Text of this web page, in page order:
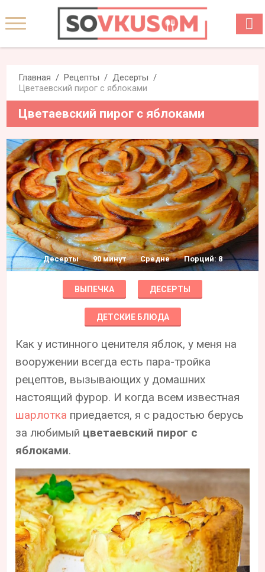
Главная Рецепты
Десерты
Цветаевский пирог с яблоками
Цветаевский пирог с яблоками
Десерты 90 минут Средне Порций: 8
ВЫПЕЧКА ДЕСЕРТЫ
ДЕТСКИЕ БЛЮДА
Как у истинного ценителя яблок, у меня на
вооружении всегда есть пара-тройка
рецептов, вызывающих у домашних
настоящий фурор. И когда всем известная
шарлотка приедается, я с радостью берусь
за любимый цветаевский пирог с
яблоками.